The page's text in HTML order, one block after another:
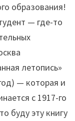
образования!
— где-то
летопись»
— которая и
с 1917-го
буду эту книгу